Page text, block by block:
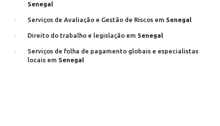
Senegal
Serviços de Avaliação e Gestão de Riscos em Senegal
Direito do trabalho e legislação em Senegal
Serviços de folha de pagamento globais e especialistas
locais em Senegal